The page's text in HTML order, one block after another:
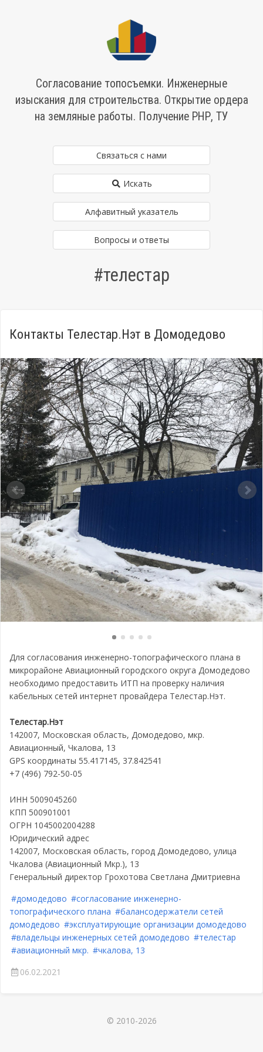
Согласование топосъемки. Инженерные
изыскания для строительства. Открытие ордера
на земляные работы. Получение РНР, ТУ
Связаться с нами
Искать
Алфавитный указатель
Вопросы и ответы
#телестар
Контакты Телестар.Нэт в Домодедово
Для согласования инженерно-топографического плана в
микрорайоне Авиационный городского округа Домодедово
необходимо предоставить ИТП на проверку наличия
кабельных сетей интернет провайдера Телестар.Нэт.
Телестар.Нэт
142007, Московская область, Домодедово, мкр.
Авиационный, Чкалова, 13
GPS координаты 55.417145, 37.842541
+7 (496) 792-50-05
ИНН 5009045260
КПП 500901001
ОГРН 1045002004288
Юридический адрес
142007, Московская область, город Домодедово, улица
Чкалова (Авиационный Мкр.), 13
Генеральный директор Грохотова Светлана Дмитриевна
#домодедово #согласование инженерно-
топографического плана #балансодержатели сетей
домодедово #эксплуатирующие организации домодедово
#владельцы инженерных сетей домодедово #телестар
#авиационный мкр. #чкалова, 13
06.02.2021
© 2010-2026